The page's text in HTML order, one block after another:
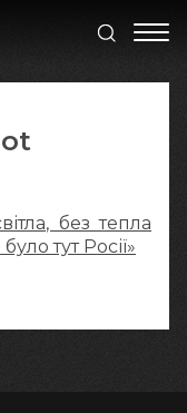
без тепла
тут Росії»